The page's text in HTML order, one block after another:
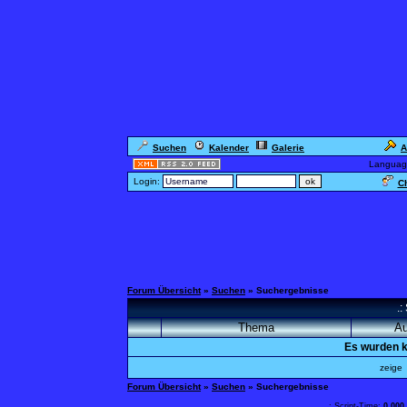
Suchen Kalender Galerie
Login:
Forum Übersicht» Suchen » Suchergebnisse
.:
Thema
Es wurden
zeige
Forum Übersicht» Suchen » Suchergebnisse